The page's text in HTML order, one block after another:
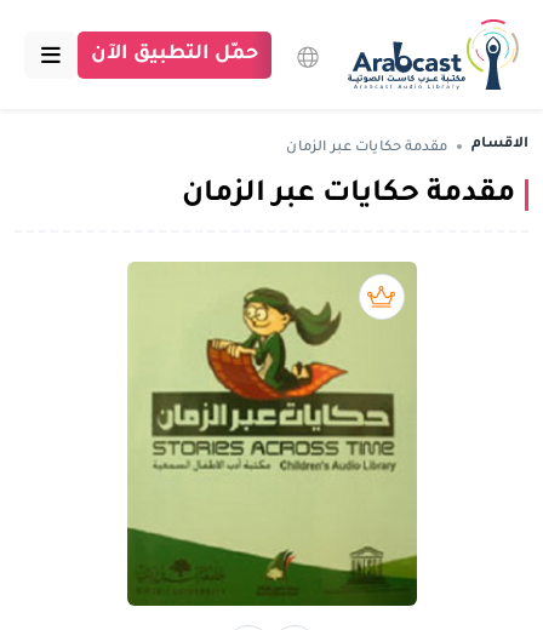
الرئيسية
مكتبة عرب كاست
تسجيل الدخول
حمّل التطبيق الآن
الاقسام مقدمة حكايات عبر الزمان
مقدمة حكايات عبر الزمان
بريميوم book